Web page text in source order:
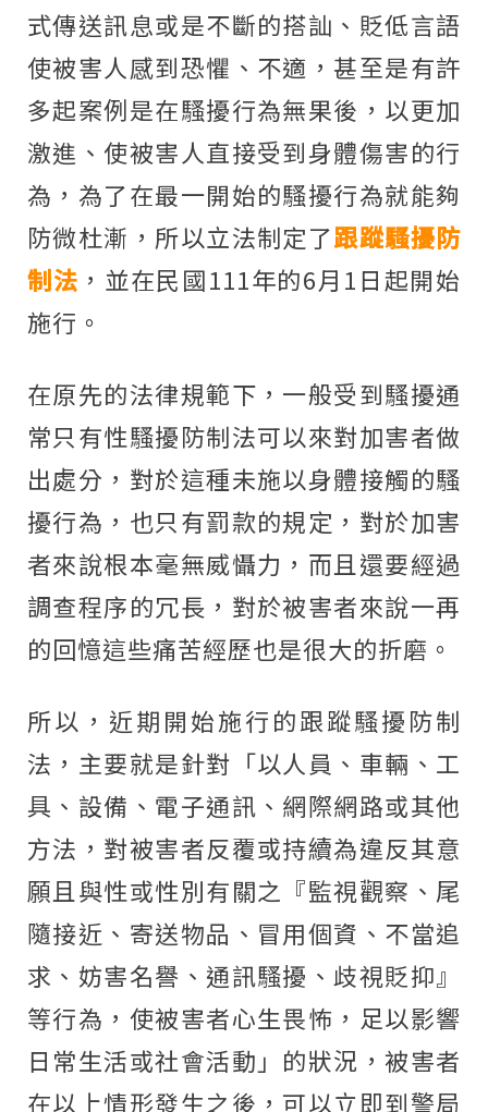
式傳送訊息或是不斷的搭訕、貶低言語
使被害人感到恐懼、不適，甚至是有許
多起案例是在騷擾行為無果後，以更加
激進、使被害人直接受到身體傷害的行
為，為了在最一開始的騷擾行為就能夠
防微杜漸，所以立法制定了跟蹤騷擾防
制法 ，並在民國111年的6月1日起開始
施行。
在原先的法律規範下，一般受到騷擾通
常只有性騷擾防制法可以來對加害者做
出處分，對於這種未施以身體接觸的騷
擾行為，也只有罰款的規定，對於加害
者來說根本毫無威懾力，而且還要經過
調查程序的冗長，對於被害者來說一再
的回憶這些痛苦經歷也是很大的折磨。
所以，近期開始施行的跟蹤騷擾防制
法，主要就是針對「以人員、車輛、工
具、設備、電子通訊、網際網路或其他
方法，對被害者反覆或持續為違反其意
願且與性或性別有關之『監視觀察、尾
隨接近、寄送物品、冒用個資、不當追
求、妨害名譽、通訊騷擾、歧視貶抑』
等行為，使被害者心生畏怖，足以影響
日常生活或社會活動」的狀況，被害者
在以上情形發生之後，可以立即到警局